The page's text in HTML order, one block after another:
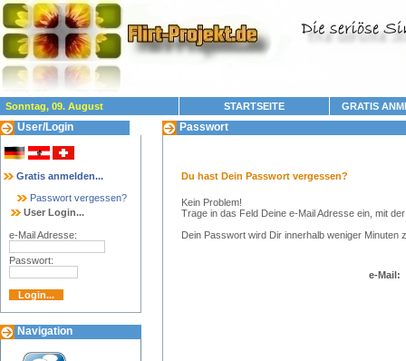
Sonntag, 09. August STARTSEITE GRATIS
User/Login
Gratis anmelden...
Passwort vergessen?
User Login...
e-Mail Adresse:
Passwort:
Navigation
Passwort
Du hast Dein Passwort vergessen?
Kein Problem!
Trage in das Feld Deine e-Mail Adresse ein, mit
Dein Passwort wird Dir innerhalb weniger Minuten
e-Mail: